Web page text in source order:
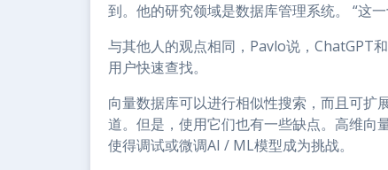
到。他的研究领域是数据库管理系统。 “这
与其他人的观点相同，Pavlo说，ChatGPT
用户快速查找。
向量数据库可以进行相似性搜索，而且可
道。但是，使用它们也有一些缺点。高维向
使得调试或微调AI / ML模型成为挑战。